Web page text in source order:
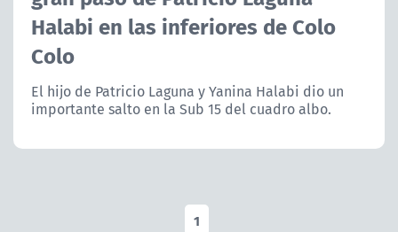
CORPORATIVO Y TRANSPARENCIA
ÁREA DE PROYECTOS
Halabi en las inferiores de Colo
Colo
El hijo de Patricio Laguna y Yanina Halabi dio un
importante salto en la Sub 15 del cuadro albo.
1